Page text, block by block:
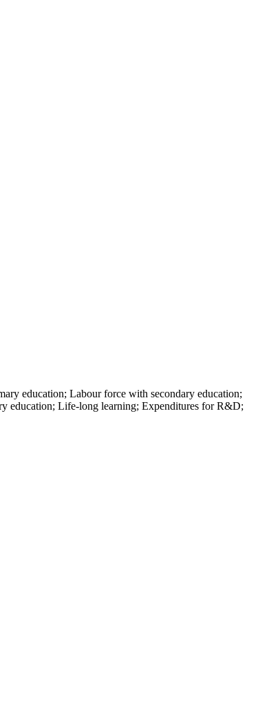
education; Labour force with secondary education;
education; Life-long learning; Expenditures for R&D;